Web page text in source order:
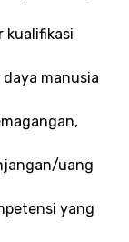
kualifikasi
manusia
uang
yang